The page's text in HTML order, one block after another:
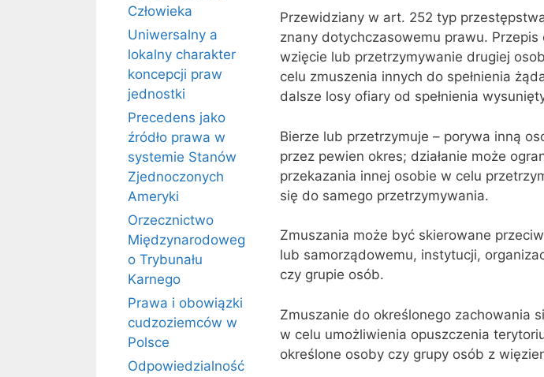
Przewidziany w art. 252 typ
znany dotychczasowemu prawu.
wzięcie lub przetrzymywanie drugiej
celu zmuszenia innych do spełnienia
dalsze losy ofiary od spełnienia
Bierze lub przetrzymuje – porywa inną
przez pewien okres; działanie może
przekazania innej osobie w celu
się do samego przetrzymywania.
Zmuszania może być skierowane
lub samorządowemu, instytucji,
czy grupie osób.
Zmuszanie do określonego zachowania
w celu umożliwienia opuszczenia
określone osoby czy grupy osób z
Człowieka
Uniwersalny a
lokalny charakter
koncepcji praw
jednostki
Precedens jako
źródło prawa w
systemie Stanów
Zjednoczonych
Ameryki
Orzecznictwo
Międzynarodoweg
o Trybunału
Karnego
Prawa i obowiązki
cudzoziemców w
Polsce
Odpowiedzialność